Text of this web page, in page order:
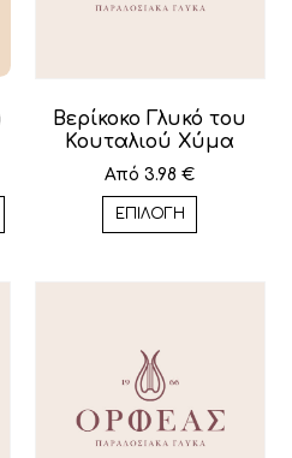
Βερίκοκο Γλυκό του
Κουταλιού Χύμα
Από 3.98€
ΕΠΙΛΟΓΉ